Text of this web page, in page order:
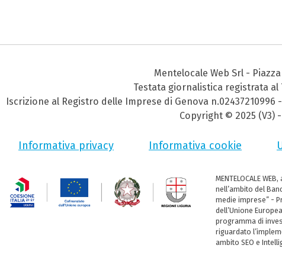
Mentelocale Web Srl -
Testata giornalistica registrata al
Iscrizione al Registro delle Imprese di Genova n.02437210996
Copyright © 2025
Informativa privacy Informativa cookie
MENTELOCALE
nell’ambito del
medie imprese” -
dell’Unione
programma di
riguardato
ambito SEO e